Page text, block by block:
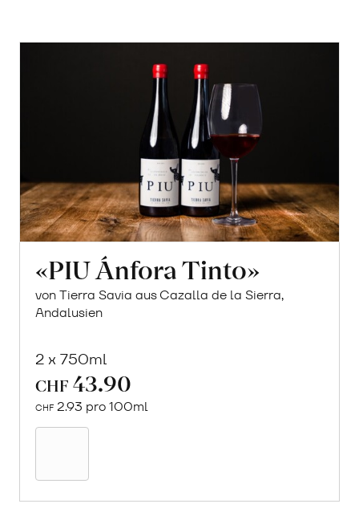
«PIU Ánfora Tinto»
von Tierra Savia aus Cazalla de la Sierra,
Andalusien
2 x 750ml
CHF 43.90
CHF 2.93 pro 100ml